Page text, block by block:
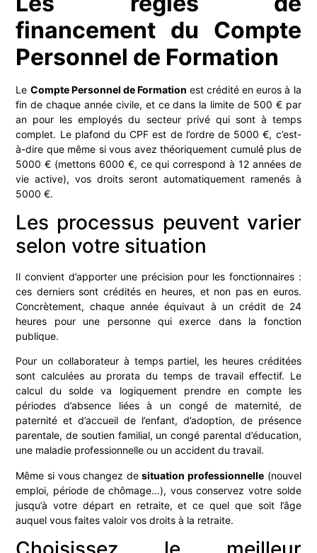
financement du Compte
Personnel de Formation
Le Compte Personnel de Formation est crédité en euros à la
fin de chaque année civile, et ce dans la limite de 500 € par
an pour les employés du secteur privé qui sont à temps
complet. Le plafond du CPF est de l’ordre de 5000 €, c’est-
à-dire que même si vous avez théoriquement cumulé plus de
5000 € (mettons 6000 €, ce qui correspond à 12 années de
vie active), vos droits seront automatiquement ramenés à
5000 €.
Les processus peuvent varier
selon votre situation
Il convient d’apporter une précision pour les fonctionnaires :
ces derniers sont crédités en heures, et non pas en euros.
Concrètement, chaque année équivaut à un crédit de 24
heures pour une personne qui exerce dans la fonction
publique.
Pour un collaborateur à temps partiel, les heures créditées
sont calculées au prorata du temps de travail effectif. Le
calcul du solde va logiquement prendre en compte les
périodes d’absence liées à un congé de maternité, de
paternité et d’accueil de l’enfant, d’adoption, de présence
parentale, de soutien familial, un congé parental d’éducation,
une maladie professionnelle ou un accident du travail.
Même si vous changez desituation professionnelle (nouvel
emploi, période de chômage…), vous conservez votre solde
jusqu’à votre départ en retraite, et ce quel que soit l’âge
auquel vous faites valoir vos droits à la retraite.